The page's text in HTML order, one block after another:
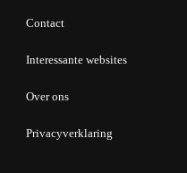
Contact
Interessante websites
Over ons
Privacyverklaring